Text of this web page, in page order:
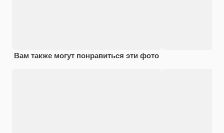
Вам также могут понравиться эти фото